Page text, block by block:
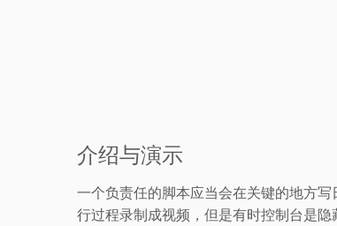
介绍与演示
一个负责任的脚本应当会在关键的地方
行过程录制成视频，但是有时控制台是